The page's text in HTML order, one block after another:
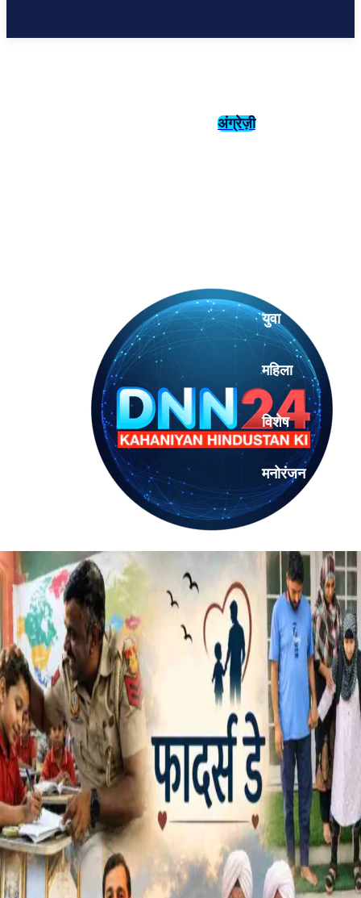
अंग्रेज़ी
युवा
महिला
विशेष
मनोरंजन